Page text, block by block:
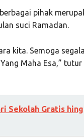
pihak
suci Ramadan.
kita. Semoga segala
Maha Esa,” tutur
Sekolah Gratis